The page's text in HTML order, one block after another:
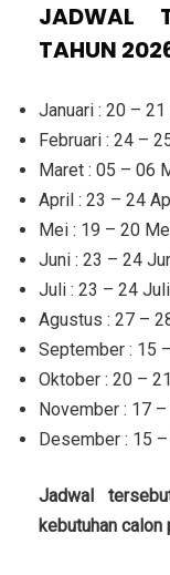
JADWAL
TAHUN
Januari : 20 –
Februari : 24 –
Maret : 05 – 06
April : 23 – 24
Mei : 19 – 20
Juni : 23 – 24
Juli : 23 – 24
Agustus : 27 –
September : 15
Oktober : 20 –
November : 17
Desember : 15
Jadwal
kebutuhan calon